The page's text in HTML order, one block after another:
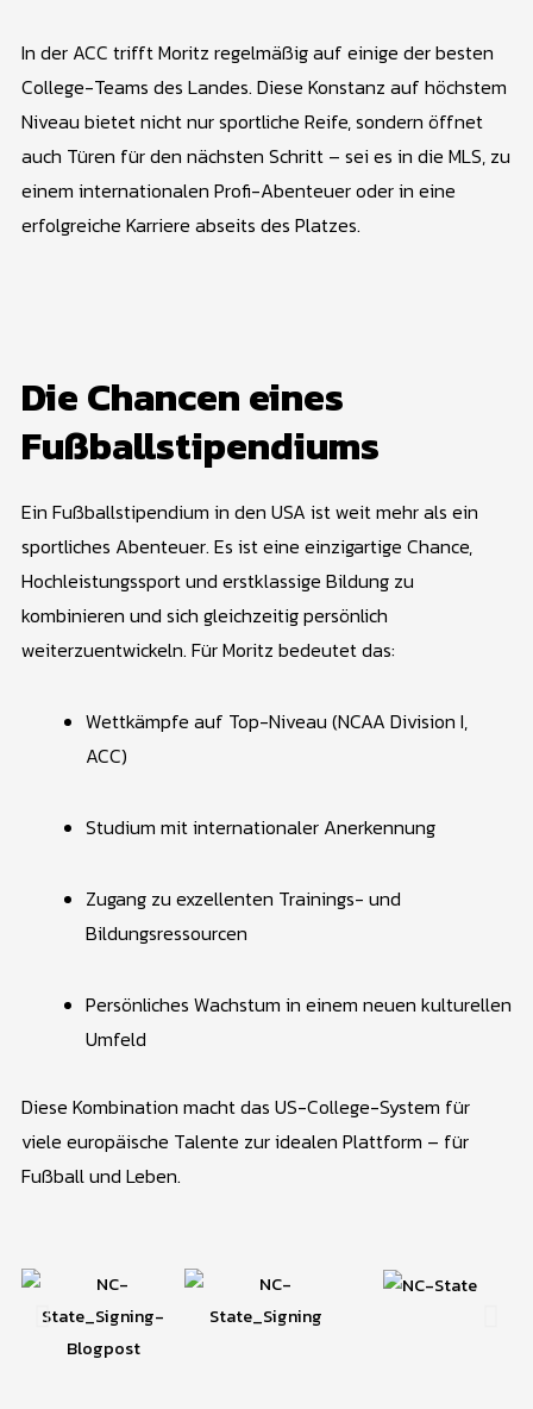
In der ACC trifft Moritz regelmäßig auf einige der besten
College-Teams des Landes. Diese Konstanz auf höchstem
Niveau bietet nicht nur sportliche Reife, sondern öffnet
auch Türen für den nächsten Schritt – sei es in die MLS, zu
einem internationalen Profi-Abenteuer oder in eine
erfolgreiche Karriere abseits des Platzes.
Die Chancen eines
Fußballstipendiums
Ein Fußballstipendium in den USA ist weit mehr als ein
sportliches Abenteuer. Es ist eine einzigartige Chance,
Hochleistungssport und erstklassige Bildung zu
kombinieren und sich gleichzeitig persönlich
weiterzuentwickeln. Für Moritz bedeutet das:
Wettkämpfe auf Top-Niveau (NCAA Division I,
ACC)
Studium mit internationaler Anerkennung
Zugang zu exzellenten Trainings- und
Bildungsressourcen
Persönliches Wachstum in einem neuen kulturellen
Umfeld
Diese Kombination macht das US-College-System für
viele europäische Talente zur idealen Plattform – für
Fußball und Leben.